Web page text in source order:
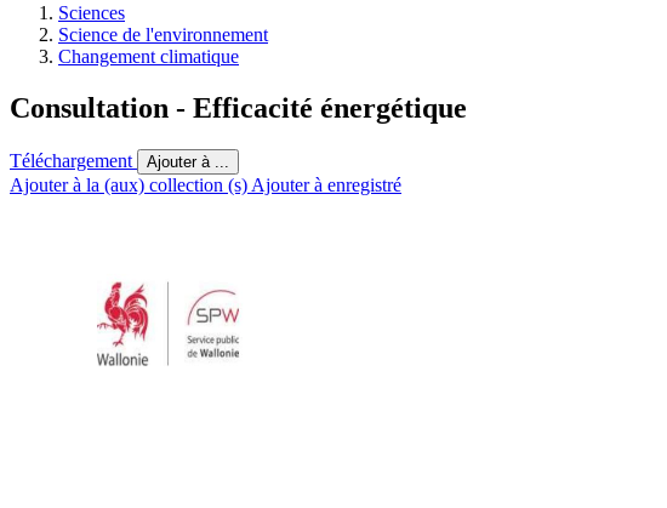
Sciences
Science de l'environnement
Changement climatique
Consultation - Efficacité énergétique
Téléchargement Ajouter à ...
Ajouter à la (aux) collection (s) Ajouter à enregistré